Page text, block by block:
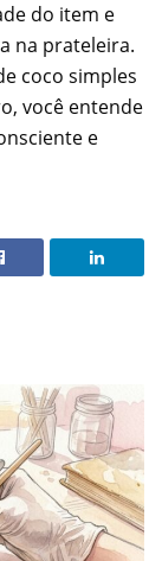
do item e
na prateleira.
coco simples
você entende
e